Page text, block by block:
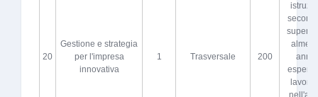
20
Gestione e strategia
per l'impresa
innovativa
1 Trasversale 200
anni